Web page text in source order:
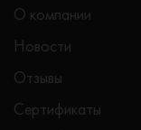
О компании
Новости
Отзывы
Сертификаты